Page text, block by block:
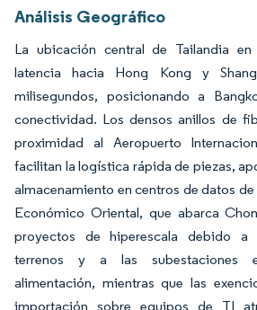
Análisis Geográfico
La ubicación central de Tailandia
latencia hacia Hong Kong y
milisegundos, posicionando a
conectividad. Los densos anillos de
proximidad al Aeropuerto
facilitan la logística rápida de piezas,
almacenamiento en centros de datos
Económico Oriental, que abarca
proyectos de hiperescala debido a
terrenos y a las subestaciones
alimentación, mientras que las
importación sobre equipos de TI